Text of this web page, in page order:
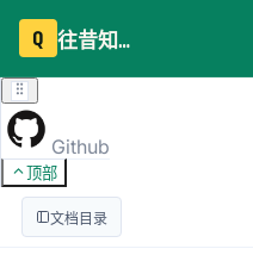
Q 往昔知识库
Github
顶部
文档目录